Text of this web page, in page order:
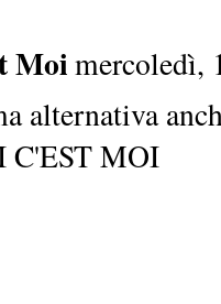
Moimercoledì,
alternativa
MOI